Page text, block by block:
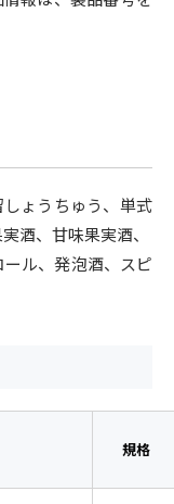
ょうちゅう、単式
酒、甘味果実酒、
ル、発泡酒、スピ
規格